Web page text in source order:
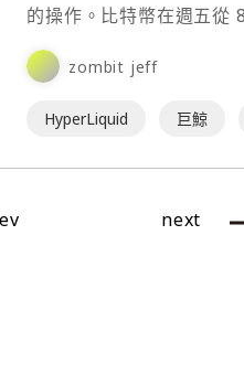
的操作。比特幣在週五從
85,000 美元上方。與此
空頭倉位。⋯
zombit jeff
HyperLiquid 巨鯨
next